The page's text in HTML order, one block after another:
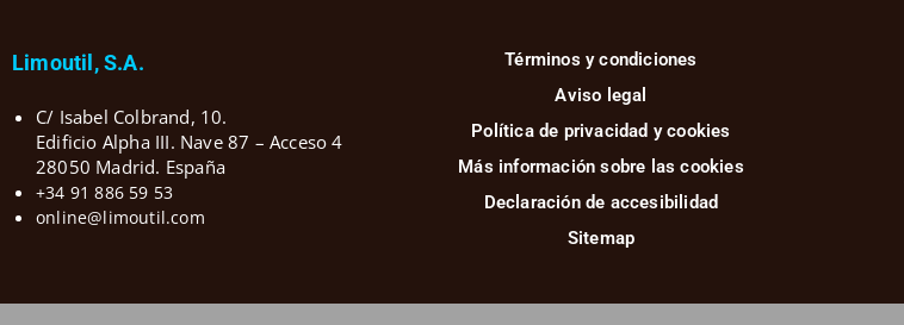
Limoutil, S.A.
C/ Isabel Colbrand, 10.
Edificio Alpha III. Nave 87 – Acceso 4
28050 Madrid. España
+34 91 886 59 53
online@limoutil.com
Términos y condiciones
Aviso legal
Política de privacidad y cookies
Más información sobre las cookies
Declaración de accesibilidad
Sitemap